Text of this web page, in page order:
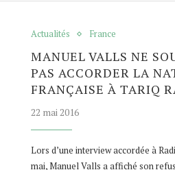
Actualités France
MANUEL VALLS NE
PAS ACCORDER LA
FRANÇAISE À TARIQ
22 mai 2016
Lors d’une interview accordée à
mai, Manuel Valls a affiché son